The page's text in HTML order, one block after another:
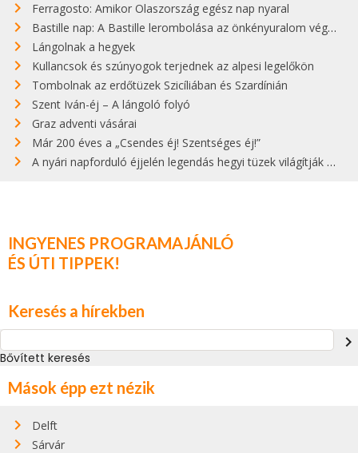
Ferragosto: Amikor Olaszország egész nap nyaral
Bastille nap: A Bastille lerombolása az önkényuralom végét jelentette
Lángolnak a hegyek
Kullancsok és szúnyogok terjednek az alpesi legelőkön
Tombolnak az erdőtüzek Szicíliában és Szardínián
Szent Iván-éj – A lángoló folyó
Graz adventi vásárai
Már 200 éves a „Csendes éj! Szentséges éj!”
A nyári napforduló éjjelén legendás hegyi tüzek világítják meg Zugspitzét
INGYENES PROGRAMAJÁNLÓ
ÉS ÚTI TIPPEK!
Keresés a hírekben
navigate_next
Bővített keresés
Mások épp ezt nézik
Delft
Sárvár